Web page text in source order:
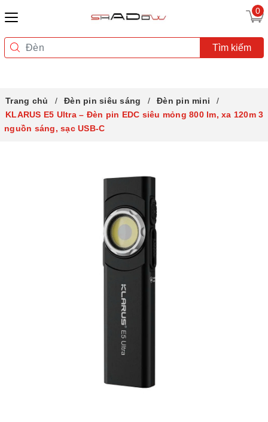
0
Tìm kiếm
Trang chủ Đèn pin siêu sáng
Đèn pin mini
KLARUS E5 Ultra – Đèn pin EDC siêu mỏng 800 lm, xa 120m 3
nguồn sáng, sạc USB-C